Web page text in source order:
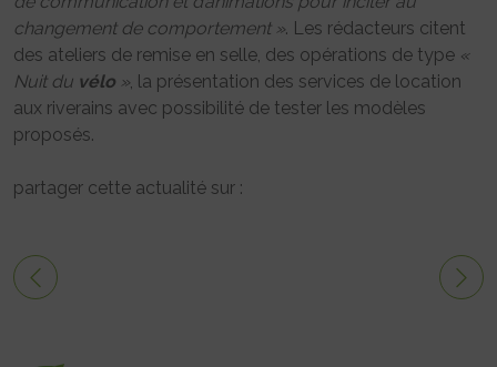
changement de comportement ». Les rédacteurs citent
des ateliers de remise en selle, des opérations de type «
Nuit du vélo », la présentation des services de location
aux riverains avec possibilité de tester les modèles
proposés.
partager cette actualité sur :